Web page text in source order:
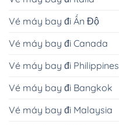
Vé máy bay đi Ấn Độ
Vé máy bay đi Canada
Vé máy bay đi Philippines
Vé máy bay đi Bangkok
Vé máy bay đi Malaysia